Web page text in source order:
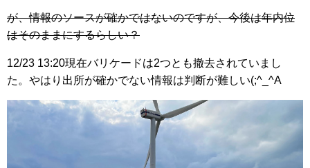
が、情報のソースが確かではないのですが、今後は年内位
はそのままにするらしい？
12/23 13:20現在バリケードは2つとも撤去されていまし
た。やはり出所が確かでない情報は判断が難しい(;^_^A